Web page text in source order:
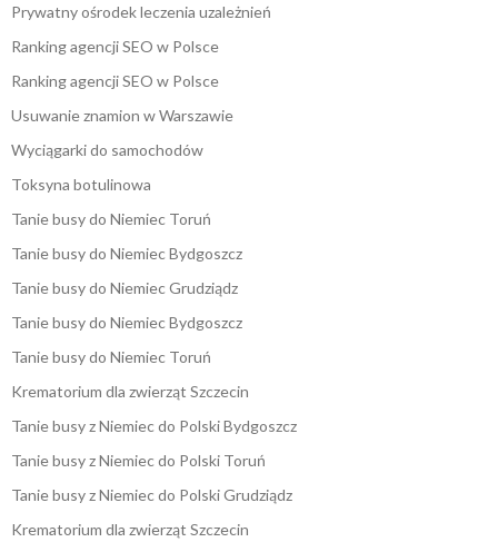
Prywatny ośrodek leczenia uzależnień
Ranking agencji SEO w Polsce
Ranking agencji SEO w Polsce
Usuwanie znamion w Warszawie
Wyciągarki do samochodów
Toksyna botulinowa
Tanie busy do Niemiec Toruń
Tanie busy do Niemiec Bydgoszcz
Tanie busy do Niemiec Grudziądz
Tanie busy do Niemiec Bydgoszcz
Tanie busy do Niemiec Toruń
Krematorium dla zwierząt Szczecin
Tanie busy z Niemiec do Polski Bydgoszcz
Tanie busy z Niemiec do Polski Toruń
Tanie busy z Niemiec do Polski Grudziądz
Krematorium dla zwierząt Szczecin